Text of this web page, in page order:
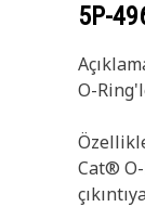
5P-
O-
Cat®